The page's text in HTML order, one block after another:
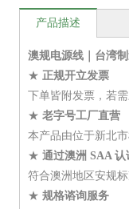
产品描述
澳规电源线｜台湾
★ 正规开立发票
下单皆附发票，若
★ 老字号工厂直营
本产品由位于新北
★ 通过澳洲 SAA 认
符合澳洲地区安规
★ 规格谘询服务